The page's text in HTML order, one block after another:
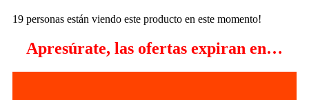
19 personas están viendo este producto en este momento!
Apresúrate, las ofertas expiran en…